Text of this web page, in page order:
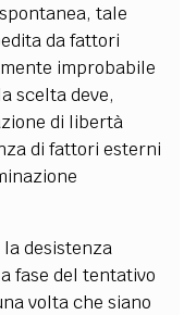
tale
da fattori
improbabile
scelta deve,
di libertà
di fattori esterni
la desistenza
fase del tentativo
volta che siano